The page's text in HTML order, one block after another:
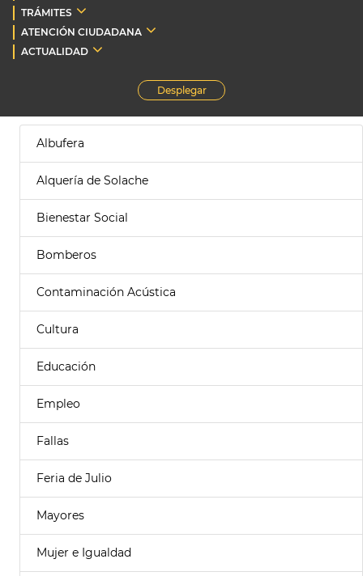
TRÁMITES
ATENCIÓN CIUDADANA
ACTUALIDAD
Desplegar
Albufera
Alquería de Solache
Bienestar Social
Bomberos
Contaminación Acústica
Cultura
Educación
Empleo
Fallas
Feria de Julio
Mayores
Mujer e Igualdad